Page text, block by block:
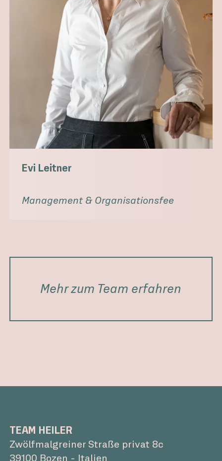
Evi Leitner
Management & Organisationsfee
Mehr zum Team erfahren
TEAM HEILER
Zwölfmalgreiner Straße privat 8c
39100 Bozen - Italien